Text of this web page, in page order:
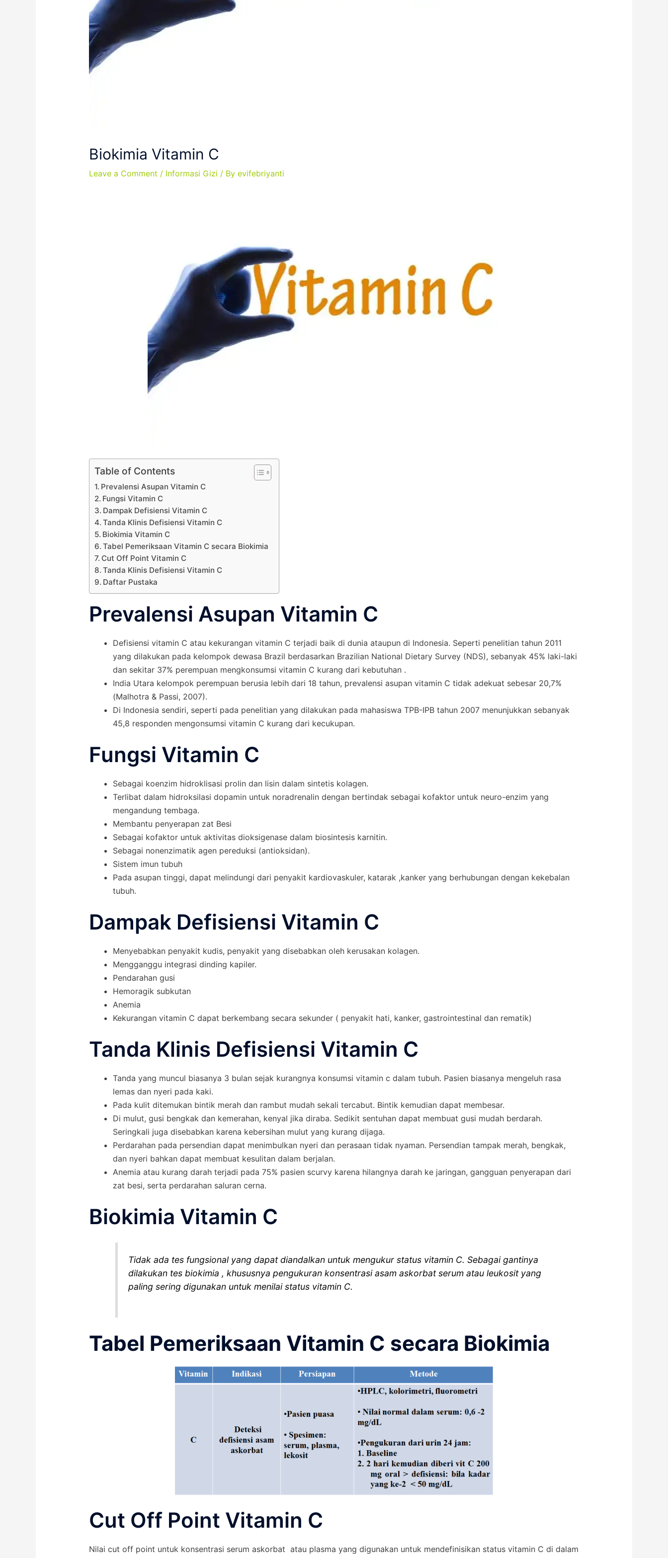
Biokimia Vitamin C
Leave a Comment / Informasi Gizi / By evifebriyanti
Table of Contents
Prevalensi Asupan Vitamin C
Fungsi Vitamin C
Dampak Defisiensi Vitamin C
Tanda Klinis Defisiensi Vitamin C
Biokimia Vitamin C
Tabel Pemeriksaan Vitamin C secara Biokimia
Cut Off Point Vitamin C
Tanda Klinis Defisiensi Vitamin C
Daftar Pustaka
Prevalensi Asupan Vitamin C
Defisiensi vitamin C atau kekurangan vitamin C terjadi baik di dunia ataupun di Indonesia. Seperti penelitian tahun 2011
yang dilakukan pada kelompok dewasa Brazil berdasarkan Brazilian National Dietary Survey (NDS), sebanyak 45% laki-laki
dan sekitar 37% perempuan mengkonsumsi vitamin C kurang dari kebutuhan .
India Utara kelompok perempuan berusia lebih dari 18 tahun, prevalensi asupan vitamin C tidak adekuat sebesar 20,7%
(Malhotra & Passi, 2007).
Di Indonesia sendiri, seperti pada penelitian yang dilakukan pada mahasiswa TPB-IPB tahun 2007 menunjukkan sebanyak
45,8 responden mengonsumsi vitamin C kurang dari kecukupan.
Fungsi Vitamin C
Sebagai koenzim hidroklisasi prolin dan lisin dalam sintetis kolagen.
Terlibat dalam hidroksilasi dopamin untuk noradrenalin dengan bertindak sebagai kofaktor untuk neuro-enzim yang
mengandung tembaga.
Membantu penyerapan zat Besi
Sebagai kofaktor untuk aktivitas dioksigenase dalam biosintesis karnitin.
Sebagai nonenzimatik agen pereduksi (antioksidan).
Sistem imun tubuh
Pada asupan tinggi, dapat melindungi dari penyakit kardiovaskuler, katarak ,kanker yang berhubungan dengan kekebalan
tubuh.
Dampak Defisiensi Vitamin C
Menyebabkan penyakit kudis, penyakit yang disebabkan oleh kerusakan kolagen.
Mengganggu integrasi dinding kapiler.
Pendarahan gusi
Hemoragik subkutan
Anemia
Kekurangan vitamin C dapat berkembang secara sekunder ( penyakit hati, kanker, gastrointestinal dan rematik)
Tanda Klinis Defisiensi Vitamin C
Tanda yang muncul biasanya 3 bulan sejak kurangnya konsumsi vitamin c dalam tubuh. Pasien biasanya mengeluh rasa
lemas dan nyeri pada kaki.
Pada kulit ditemukan bintik merah dan rambut mudah sekali tercabut. Bintik kemudian dapat membesar.
Di mulut, gusi bengkak dan kemerahan, kenyal jika diraba. Sedikit sentuhan dapat membuat gusi mudah berdarah.
Seringkali juga disebabkan karena kebersihan mulut yang kurang dijaga.
Perdarahan pada persendian dapat menimbulkan nyeri dan perasaan tidak nyaman. Persendian tampak merah, bengkak,
dan nyeri bahkan dapat membuat kesulitan dalam berjalan.
Anemia atau kurang darah terjadi pada 75% pasien scurvy karena hilangnya darah ke jaringan, gangguan penyerapan dari
zat besi, serta perdarahan saluran cerna.
Biokimia Vitamin C
Tidak ada tes fungsional yang dapat diandalkan untuk mengukur status vitamin C. Sebagai gantinya
dilakukan tes biokimia , khususnya pengukuran konsentrasi asam askorbat serum atau leukosit yang
paling sering digunakan untuk menilai status vitamin C.
Tabel Pemeriksaan Vitamin C secara Biokimia
Cut Off Point Vitamin C
Nilai cut off point untuk konsentrasi serum askorbat atau plasma yang digunakan untuk mendefinisikan status vitamin C di dalam